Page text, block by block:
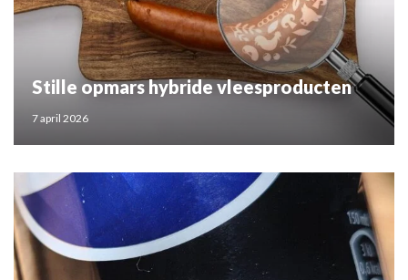
Stille opmars hybride vleesproducten
7 april 2026